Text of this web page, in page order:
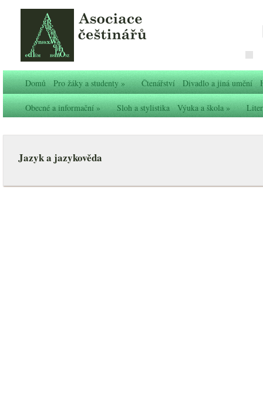
Domů Pro žáky a studenty» Čtenářství Divadlo a jiná umění
Obecné a informační» Sloh a stylistika Výuka a škola»
Jazyk a jazykověda